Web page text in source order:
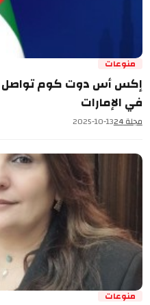
منوعات
في الإمارات
مجلة 24 2025-10-13
منوعات